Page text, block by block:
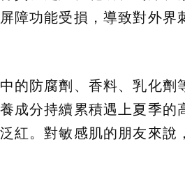
障功能受損，導致對外界
的防腐劑、香料、乳化劑
成分持續累積遇上夏季的
紅。對敏感肌的朋友來說